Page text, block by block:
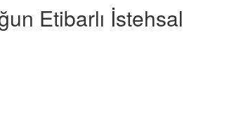
Etibarlı İstehsal